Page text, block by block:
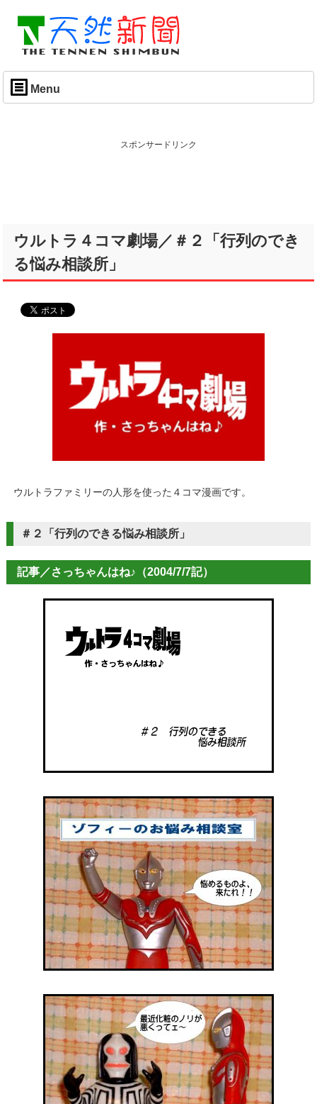
Menu
スポンサードリンク
ウルトラ４コマ劇場／＃２「行列のでき
る悩み相談所」
ウルトラファミリーの人形を使った４コマ漫画です。
＃２「行列のできる悩み相談所」
記事／さっちゃんはね♪（2004/7/7記）